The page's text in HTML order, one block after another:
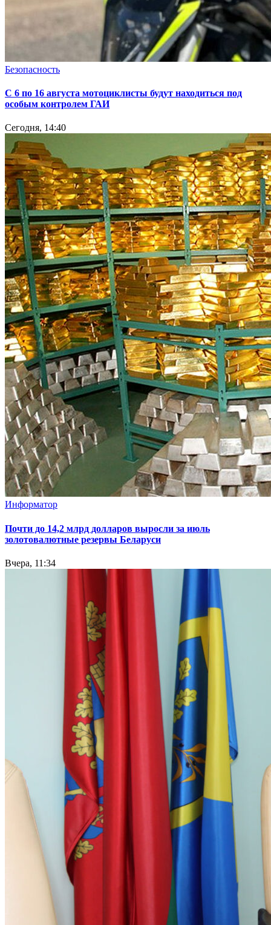
Безопасность
С 6 по 16 августа мотоциклисты будут находиться под
особым контролем ГАИ
Сегодня, 14:40
Информатор
Почти до 14,2 млрд долларов выросли за июль
золотовалютные резервы Беларуси
Вчера, 11:34